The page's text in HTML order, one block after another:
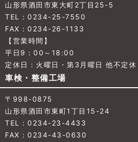
山形県酒田市東大町2丁目25-5
TEL：0234-25-7550
FAX：0234-26-1133
【営業時間】
平日9：00～18:00
定休日：火曜日・第3月曜日 他不定休
車検・整備工場
〒998-0875
山形県酒田市東町1丁目15-24
TEL：0234-23-4433
FAX：0234-43-0630